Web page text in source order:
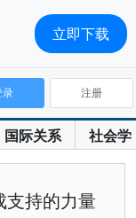
国际关系 社会学
录 注册
支持的力量
立即下载